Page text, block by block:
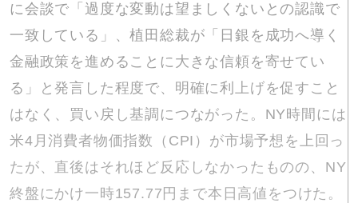
に会談で「過度な変動は望ましくないとの認識で
一致している」、植田総裁が「日銀を成功へ導く
金融政策を進めることに大きな信頼を寄せてい
る」と発言した程度で、明確に利上げを促すこと
はなく、買い戻し基調につながった。NY時間には
米4月消費者物価指数（CPI）が市場予想を上回っ
たが、直後はそれほど反応しなかったものの、NY
終盤にかけ一時157.77円まで本日高値をつけた。